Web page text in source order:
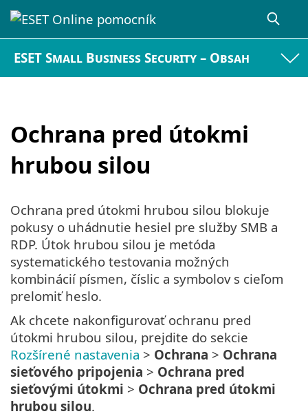
ESET Small Business Security – Obsah
Ochrana pred útokmi
hrubou silou
Ochrana pred útokmi hrubou silou blokuje
pokusy o uhádnutie hesiel pre služby SMB a
RDP. Útok hrubou silou je metóda
systematického testovania možných
kombinácií písmen, číslic a symbolov s cieľom
prelomiť heslo.
Ak chcete nakonfigurovať ochranu pred
útokmi hrubou silou, prejdite do sekcie
Rozšírené nastavenia > Ochrana > Ochrana
sieťového pripojenia > Ochrana pred
sieťovými útokmi > Ochrana pred útokmi
hrubou silou.